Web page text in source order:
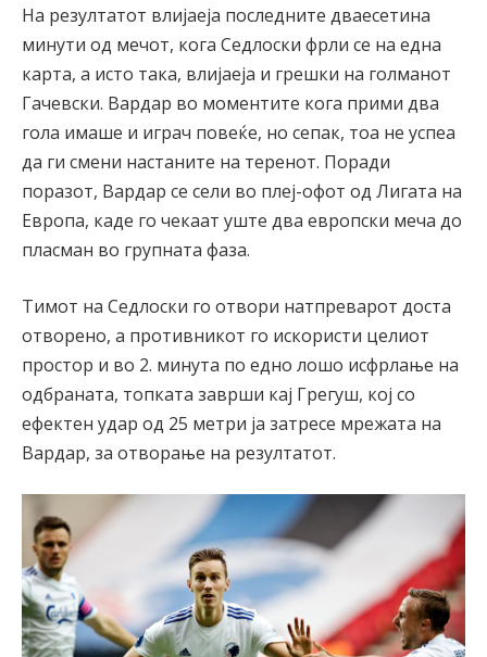
На резултатот влијаеја последните дваесетина
минути од мечот, кога Седлоски фрли се на една
карта, а исто така, влијаеја и грешки на голманот
Гачевски. Вардар во моментите кога прими два
гола имаше и играч повеќе, но сепак, тоа не успеа
да ги смени настаните на теренот. Поради
поразот, Вардар се сели во плеј-офот од Лигата на
Европа, каде го чекаат уште два европски меча до
пласман во групната фаза.
Тимот на Седлоски го отвори натпреварот доста
отворено, а противникот го искористи целиот
простор и во 2. минута по едно лошо исфрлање на
одбраната, топката заврши кај Грегуш, кој со
ефектен удар од 25 метри ја затресе мрежата на
Вардар, за отворање на резултатот.